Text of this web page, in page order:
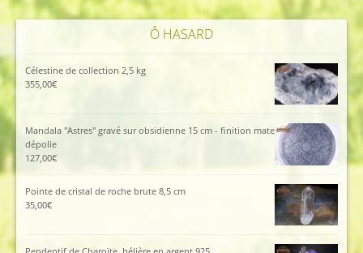
Ô HASARD
Célestine de collection 2,5 kg
355,00€
Mandala "Astres" gravé sur obsidienne 15 cm - finition mate
dépolie
127,00€
Pointe de cristal de roche brute 8,5 cm
35,00€